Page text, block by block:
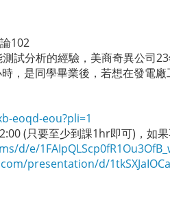
102
試分析的經驗，美商奇異公司
，是同學畢業後，若想在發電廠
eoqd-eou?pli=1
(只要至少到課1hr即可)，如
d/e/
presentation/d/